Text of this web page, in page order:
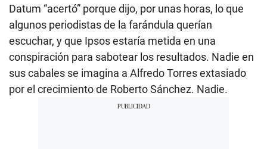
Datum “acertó” porque dijo, por unas horas, lo que
algunos periodistas de la farándula querían
escuchar, y que Ipsos estaría metida en una
conspiración para sabotear los resultados. Nadie en
sus cabales se imagina a Alfredo Torres extasiado
por el crecimiento de Roberto Sánchez. Nadie.